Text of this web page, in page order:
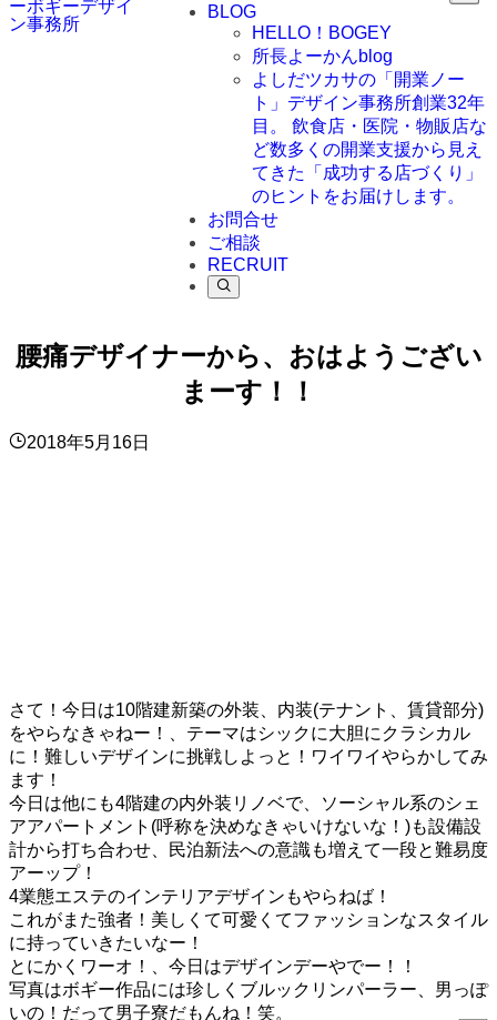
BLOG
HELLO！BOGEY
所長よーかんblog
よしだツカサの「開業ノー
ト」 デザイン事務所創業32年
目。 飲食店・医院・物販店な
ど数多くの開業支援から見え
てきた「成功する店づくり」
のヒントをお届けします。
お問合せ
ご相談
RECRUIT
腰痛デザイナーから、おはようござい
まーす！！
2018年5月16日
さて！今日は10階建新築の外装、内装(テナント、賃貸部分)
をやらなきゃねー！、テーマはシックに大胆にクラシカル
に！難しいデザインに挑戦しよっと！ワイワイやらかしてみ
ます！
今日は他にも4階建の内外装リノベで、ソーシャル系のシェ
アアパートメント(呼称を決めなきゃいけないな！)も設備設
計から打ち合わせ、民泊新法への意識も増えて一段と難易度
アーップ！
4業態エステのインテリアデザインもやらねば！
これがまた強者！美しくて可愛くてファッションなスタイル
に持っていきたいなー！
とにかくワーオ！、今日はデザインデーやでー！！
写真はボギー作品には珍しくブルックリンパーラー、男っぽ
いの！だって男子寮だもんね！笑。